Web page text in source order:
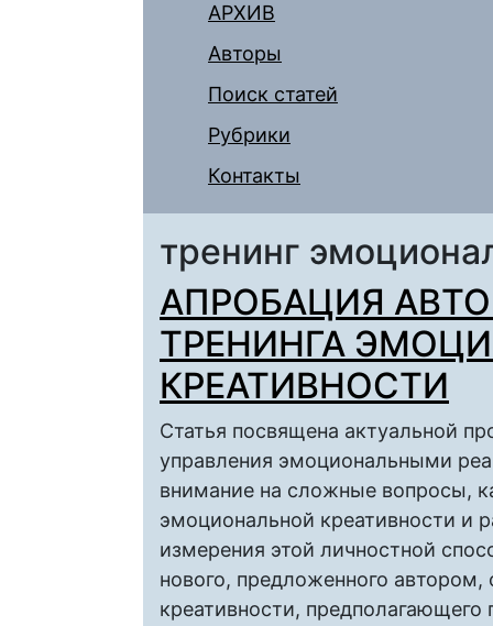
АРХИВ
Авторы
Поиск статей
Рубрики
Контакты
тренинг
АПРОБАЦИЯ
ТРЕНИНГА
КРЕАТИВНОСТИ
Статья посвящена актуальной
управления эмоциональными
внимание на сложные вопросы,
эмоциональной креативности и
измерения этой личностной
нового, предложенного
креативности,